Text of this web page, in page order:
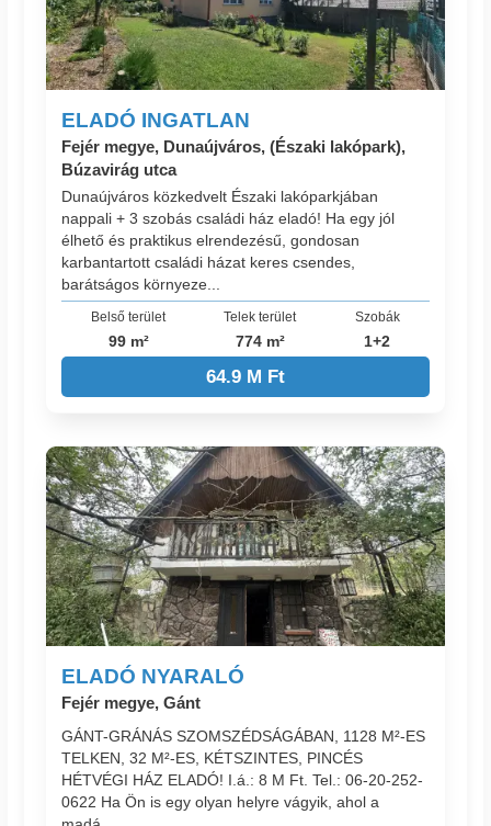
ELADÓ INGATLAN
Fejér megye, Dunaújváros, (Északi lakópark),
Búzavirág utca
Dunaújváros közkedvelt Északi lakóparkjában
nappali + 3 szobás családi ház eladó! Ha egy jól
élhető és praktikus elrendezésű, gondosan
karbantartott családi házat keres csendes,
barátságos környeze...
Belső terület
99 m²
Telek terület
774 m²
Szobák
1+2
64.9 M Ft
ELADÓ NYARALÓ
Fejér megye, Gánt
GÁNT-GRÁNÁS SZOMSZÉDSÁGÁBAN, 1128 M²-ES
TELKEN, 32 M²-ES, KÉTSZINTES, PINCÉS
HÉTVÉGI HÁZ ELADÓ! I.á.: 8 M Ft. Tel.: 06-20-252-
0622 Ha Ön is egy olyan helyre vágyik, ahol a